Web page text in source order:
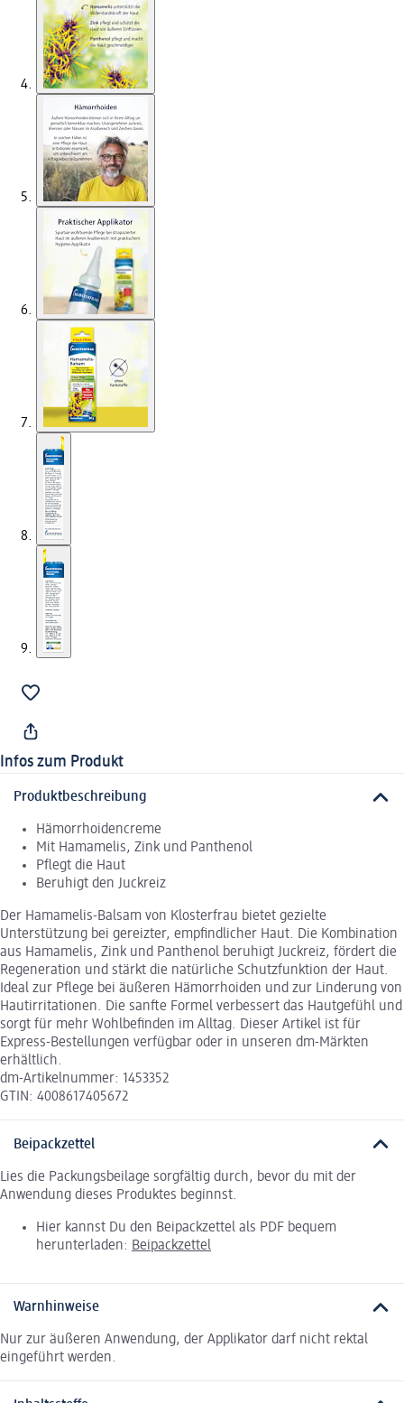
Infos zum Produkt
Produktbeschreibung
Hämorrhoidencreme
Mit Hamamelis, Zink und Panthenol
Pflegt die Haut
Beruhigt den Juckreiz
Der Hamamelis-Balsam von Klosterfrau bietet gezielte
Unterstützung bei gereizter, empfindlicher Haut. Die Kombination
aus Hamamelis, Zink und Panthenol beruhigt Juckreiz, fördert die
Regeneration und stärkt die natürliche Schutzfunktion der Haut.
Ideal zur Pflege bei äußeren Hämorrhoiden und zur Linderung von
Hautirritationen. Die sanfte Formel verbessert das Hautgefühl und
sorgt für mehr Wohlbefinden im Alltag. Dieser Artikel ist für
Express-Bestellungen verfügbar oder in unseren dm-Märkten
erhältlich.
dm-Artikelnummer: 1453352
GTIN: 4008617405672
Beipackzettel
Lies die Packungsbeilage sorgfältig durch, bevor du mit der
Anwendung dieses Produktes beginnst.
Hier kannst Du den Beipackzettel als PDF bequem
herunterladen: Beipackzettel
Warnhinweise
Nur zur äußeren Anwendung, der Applikator darf nicht rektal
eingeführt werden.